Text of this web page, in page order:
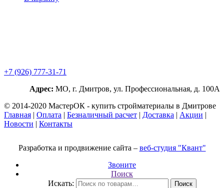
+7 (926) 777-31-71
Адрес: МО, г. Дмитров, ул. Профессиональная, д. 100А
© 2014-2020 МастерОК - купить стройматериалы в Дмитрове
Главная | Оплата | Безналичный расчет | Доставка | Акции |
Новости | Контакты
Разработка и продвижение сайта – веб-студия "Квант"
Звоните
Поиск
Искать:
Поиск